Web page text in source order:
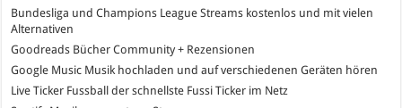
Bundesliga und Champions League Streams kostenlos und mit vielen
Alternativen
Goodreads Bücher Community + Rezensionen
Google Music Musik hochladen und auf verschiedenen Geräten hören
Live Ticker Fussball der schnellste Fussi Ticker im Netz